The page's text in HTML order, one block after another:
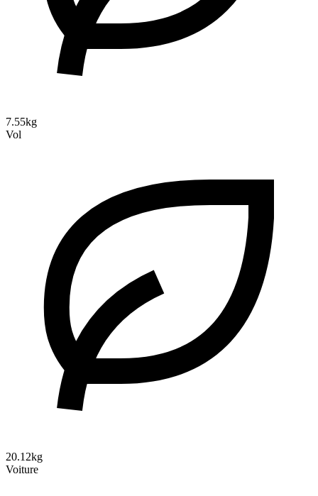
7.55kg
Vol
20.12kg
Voiture